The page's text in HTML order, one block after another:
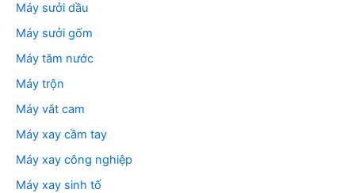
Máy sưởi dầu
Máy sưởi gốm
Máy tăm nước
Máy trộn
Máy vắt cam
Máy xay cầm tay
Máy xay công nghiệp
Máy xay sinh tố